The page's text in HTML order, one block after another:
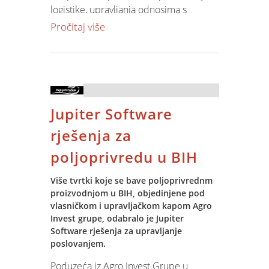
želimo im nastavak uspjeha i radujemo
se što ćemo ih podržati u njihovim
Hrvatska kovnica novca izdala je
prigodni medaljon koji je na proslavi
uručen predstavnicima Spina (Zvonimir
Kasalo, Mario Logara).
logistike, upravljanja odnosima s
kupcima, nabavom, upravljanje
korisnika, instalacija, customizacija
procedura. Projekt će uključiti podršku
tijekom implementacije i dugoročni
support.
Pročitaj više
Jupiter Software
rješenja za
poljoprivredu u BIH
Više tvrtki koje se bave poljoprivrednm
proizvodnjom u BIH, objedinjene pod
vlasničkom i upravljačkom kapom Agro
Invest grupe, odabralo je Jupiter
Software rješenja za upravljanje
poslovanjem.
Poduzeća iz Agro Invest Grupe u